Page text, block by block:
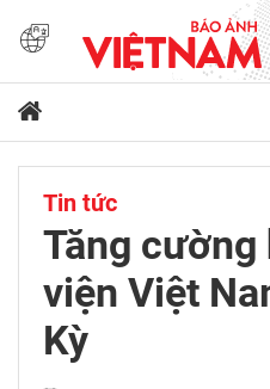
Tin tức
Tăng
viện Việt
Kỳ